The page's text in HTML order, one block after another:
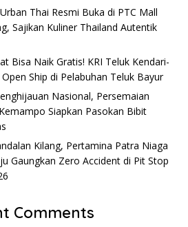
Thai Resmi Buka di PTC Mall
Sajikan Kuliner Thailand Autentik
Bisa Naik Gratis! KRI Teluk Kendari-
Ship di Pelabuhan Teluk Bayur
Nasional, Persemaian
Siapkan Pasokan Bibit
Kilang, Pertamina Patra Niaga
Gaungkan Zero Accident di Pit Stop
Comments